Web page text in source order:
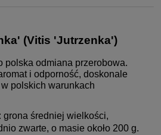
(Vitis 'Jutrzenka')
polska odmiana przerobowa.
i odporność, doskonale
polskich warunkach
grona średniej wielkości,
zwarte, o masie około 200 g.